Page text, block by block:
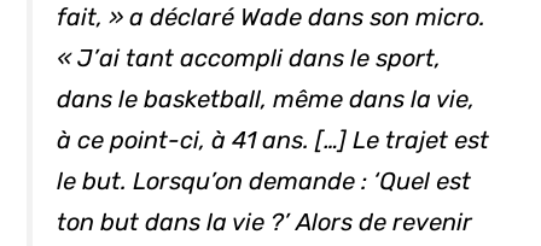
fait, » a déclaré Wade dans son micro.
« J’ai tant accompli dans le sport,
dans le basketball, même dans la vie,
à ce point-ci, à 41 ans. […] Le trajet est
le but. Lorsqu’on demande : ‘Quel est
ton but dans la vie ?’ Alors de revenir